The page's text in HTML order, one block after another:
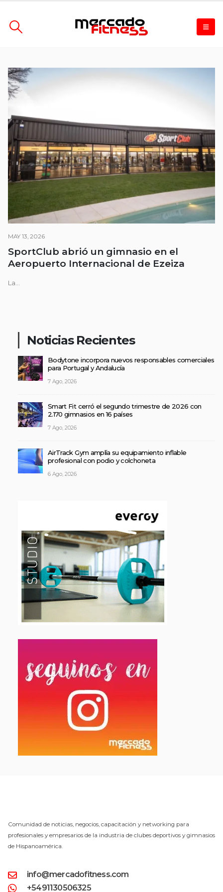
MAY 13, 2026
SportClub abrió un gimnasio en el
Aeropuerto Internacional de Ezeiza
La...
Noticias Recientes
Bodytone incorpora nuevos responsables comerciales
para Portugal y Andalucía
7 Ago, 2026
Smart Fit cerró el segundo trimestre de 2026 con
2.170 gimnasios en 16 países
7 Ago, 2026
AirTrack Gym amplía su equipamiento inflable
profesional con podio y colchoneta
6 Ago, 2026
Comunidad de noticias, negocios, capacitación y networking para
profesionales y empresarios de la industria de clubes deportivos y gimnasios
de Hispanoamérica.
info@mercadofitness.com
+5491130506325